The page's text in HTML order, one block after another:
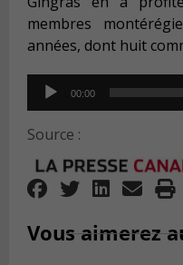
membres
années, dont huit
Audio
Player
00:00
Source :
Vous aimerez